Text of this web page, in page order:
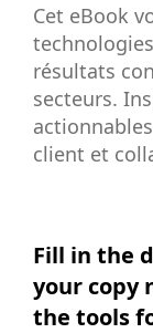
Cet eBook
résultats
secteurs.
client et
Fill in the
your copy
the tools